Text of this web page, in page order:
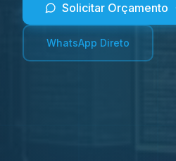
Solicitar Orçamento
WhatsApp Direto